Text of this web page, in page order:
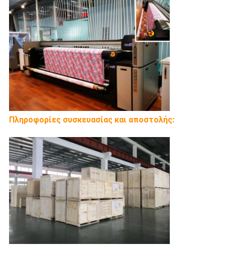
Πληροφορίες συσκευασίας και αποστολής: